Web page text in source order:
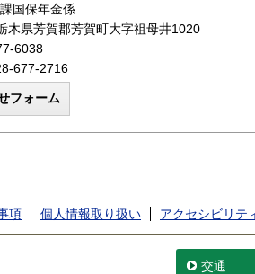
国保年金係
木県芳賀郡芳賀町大字祖母井1020
6038
677-2716
項 個人情報取り扱い アクセシビリテ
交通